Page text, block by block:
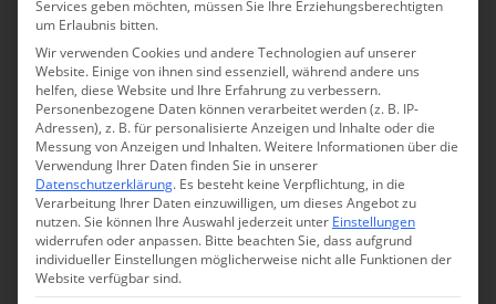
Lea Biermann
Redaktion
Seit vielen Jahren schreibt Lea für Redaktionen
& Unternehmen.
Bei Glücksmomente Charmingplaces erzählt
Lea am liebsten über Menschen und ihre
Leidenschaft, sowie Bücher oder Filme, die
direkt ins Herz gehen.
Services geben möchten, müssen Sie Ihre Erziehungsberechtigten
um Erlaubnis bitten.
Wir verwenden Cookies und andere Technologien auf unserer
Website. Einige von ihnen sind essenziell, während andere uns
helfen, diese Website und Ihre Erfahrung zu verbessern.
Personenbezogene Daten können verarbeitet werden (z. B. IP-
Adressen), z. B. für personalisierte Anzeigen und Inhalte oder die
Messung von Anzeigen und Inhalten.Weitere Informationen über die
Verwendung Ihrer Daten finden Sie in unserer
Datenschutzerklärung. Es besteht keine Verpflichtung, in die
Verarbeitung Ihrer Daten einzuwilligen, um dieses Angebot zu
nutzen.Sie können Ihre Auswahl jederzeit unter Einstellungen
widerrufen oder anpassen. Bitte beachten Sie, dass aufgrund
individueller Einstellungen möglicherweise nicht alle Funktionen der
Website verfügbar sind.